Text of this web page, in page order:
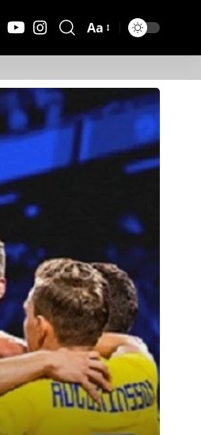
Μέγεθος
Γραμματοσειράς
Aa